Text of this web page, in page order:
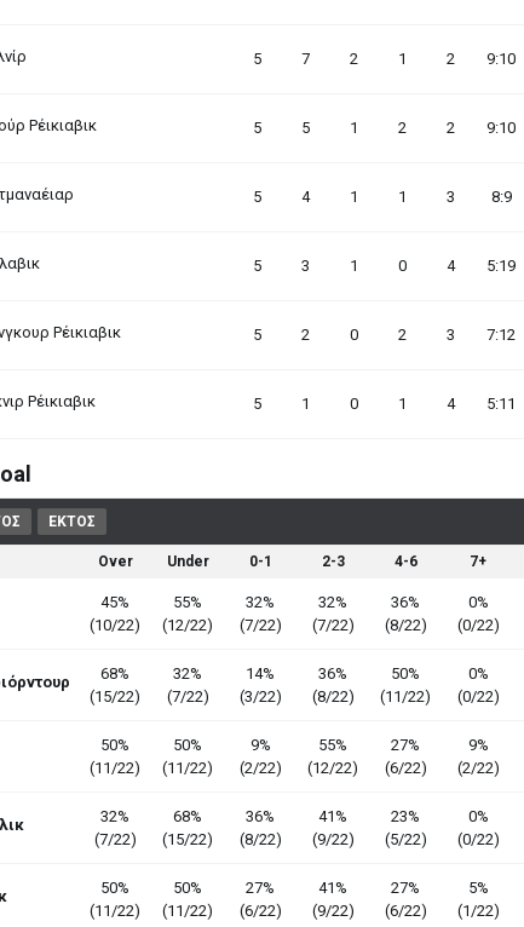
5 7 2 1 2 9:10
Ρέικιαβικ 5 5 1 2 2 9:10
5 4 1 1 3 8:9
5 3 1 0 4 5:19
Ρέικιαβικ 5 2 0 2 3 7:12
Ρέικιαβικ 5 1 0 1 4 5:11
ΕΚΤΟΣ
Over Under 0-1 2-3 4-6 7+
45%
(10/22)
55%
(12/22)
32%
(7/22)
32%
(7/22)
36%
(8/22)
0%
(0/22)
68%
(15/22)
32%
(7/22)
14%
(3/22)
36%
(8/22)
50%
(11/22)
0%
(0/22)
50%
(11/22)
50%
(11/22)
9%
(2/22)
55%
(12/22)
27%
(6/22)
9%
(2/22)
32%
(7/22)
68%
(15/22)
36%
(8/22)
41%
(9/22)
23%
(5/22)
0%
(0/22)
50%
(11/22)
50%
(11/22)
27%
(6/22)
41%
(9/22)
27%
(6/22)
5%
(1/22)